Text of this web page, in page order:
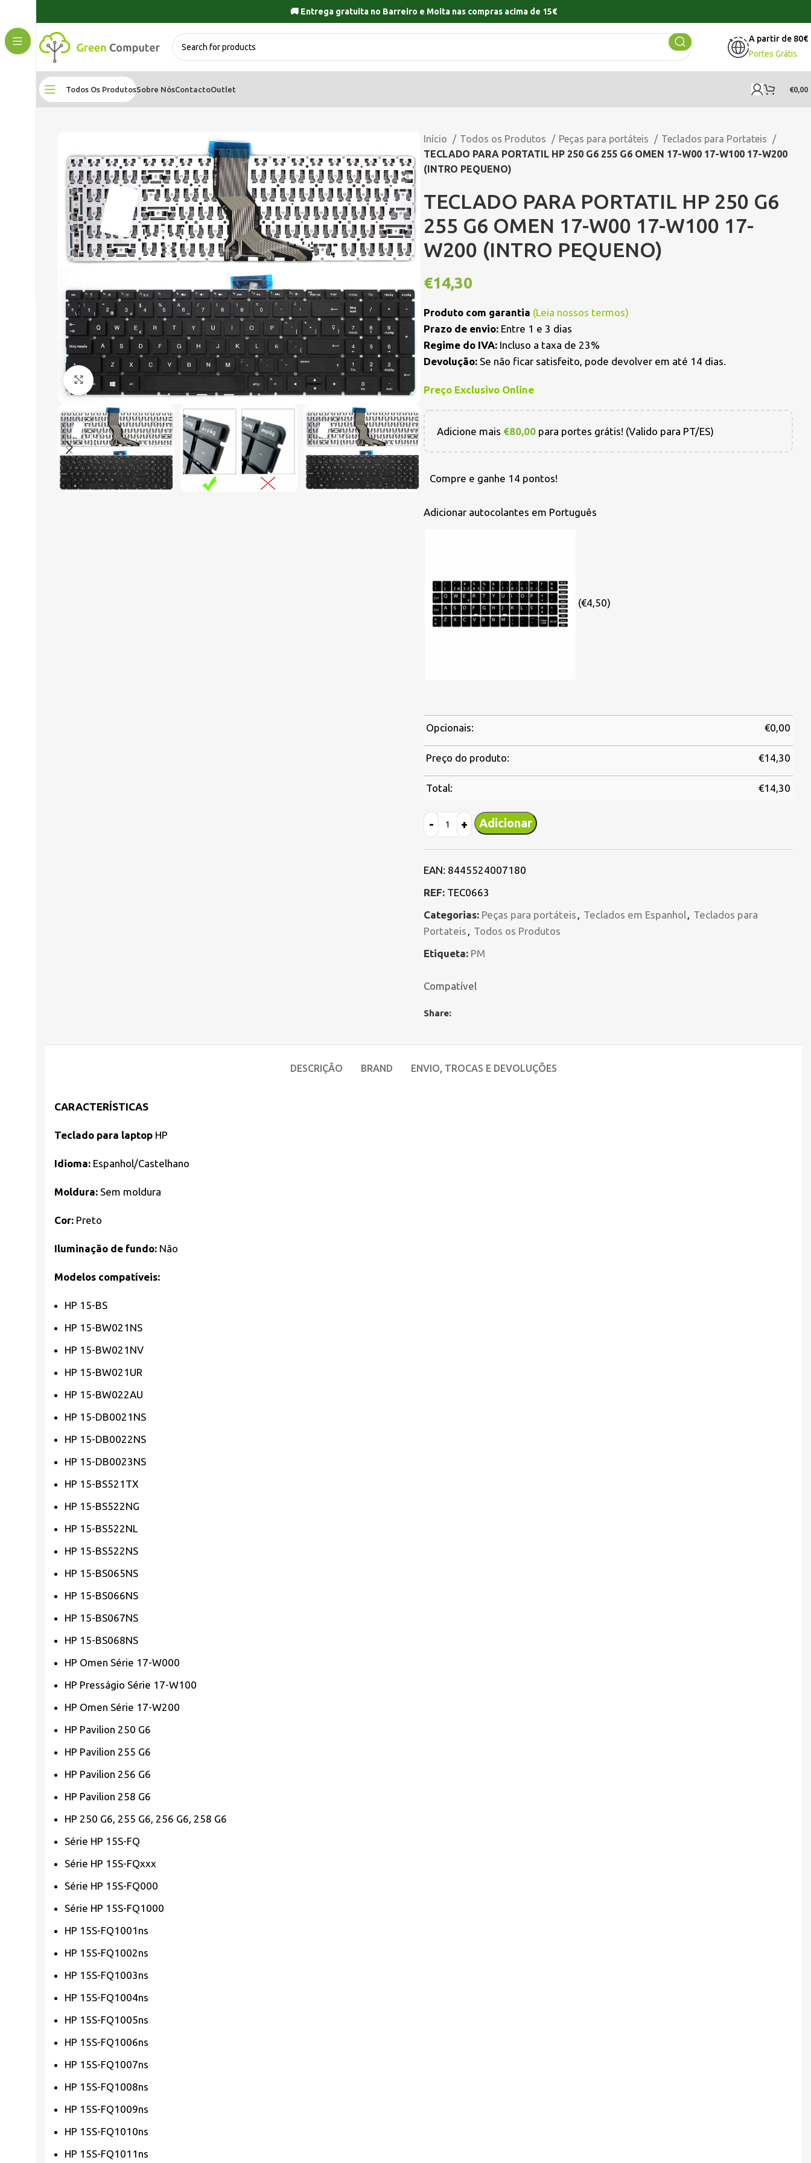
🚚 Entrega gratuita no Barreiro e Moita nas compras acima de 15€
A partir de 80€
Portes Grátis.
Todos Os ProdutosSobre NósContactoOutlet €0,00
Click to enlarge
Início Todos os Produtos Peças para portáteis
Teclados para Portateis
TECLADO PARA PORTATIL HP 250 G6 255 G6 OMEN 17-W00 17-W100 17-W200
(INTRO PEQUENO)
TECLADO PARA PORTATIL HP 250 G6
255 G6 OMEN 17-W00 17-W100 17-
W200 (INTRO PEQUENO)
€14,30
Produto com garantia (Leia nossos termos)
Prazo de envio: Entre 1 e 3 dias
Regime do IVA: Incluso a taxa de 23%
Devolução: Se não ficar satisfeito, pode devolver em até 14 dias.
Preço Exclusivo Online
Adicione mais €80,00 para portes grátis! (Valido para PT/ES)
Compre e ganhe 14 pontos!
Adicionar autocolantes em Português
(€4,50)
Opcionais: €0,00
Preço do produto: €14,30
Total: €14,30
Adicionar
EAN: 8445524007180
REF: TEC0663
Categorias: Peças para portáteis , Teclados em Espanhol, Teclados para
Portateis , Todos os Produtos
Etiqueta: PM
Compatível
Share:
DESCRIÇÃO BRAND ENVIO, TROCAS E DEVOLUÇÕES
CARACTERÍSTICAS
Teclado para laptop HP
Idioma: Espanhol/Castelhano
Moldura: Sem moldura
Cor: Preto
Iluminação de fundo: Não
Modelos compatíveis:
HP 15-BS
HP 15-BW021NS
HP 15-BW021NV
HP 15-BW021UR
HP 15-BW022AU
HP 15-DB0021NS
HP 15-DB0022NS
HP 15-DB0023NS
HP 15-BS521TX
HP 15-BS522NG
HP 15-BS522NL
HP 15-BS522NS
HP 15-BS065NS
HP 15-BS066NS
HP 15-BS067NS
HP 15-BS068NS
HP Omen Série 17-W000
HP Presságio Série 17-W100
HP Omen Série 17-W200
HP Pavilion 250 G6
HP Pavilion 255 G6
HP Pavilion 256 G6
HP Pavilion 258 G6
HP 250 G6, 255 G6, 256 G6, 258 G6
Série HP 15S-FQ
Série HP 15S-FQxxx
Série HP 15S-FQ000
Série HP 15S-FQ1000
HP 15S-FQ1001ns
HP 15S-FQ1002ns
HP 15S-FQ1003ns
HP 15S-FQ1004ns
HP 15S-FQ1005ns
HP 15S-FQ1006ns
HP 15S-FQ1007ns
HP 15S-FQ1008ns
HP 15S-FQ1009ns
HP 15S-FQ1010ns
HP 15S-FQ1011ns